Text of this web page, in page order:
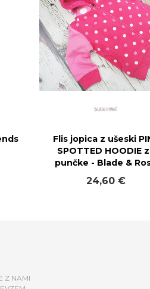
Flis jopica z ušeski
SPOTTED HOODIE
punčke - Blade &
24,60 €
Z NAMI